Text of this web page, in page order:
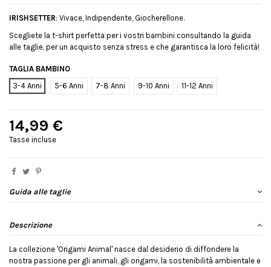
IRISHSETTER: Vivace, Indipendente, Giocherellone.
Scegliete la t-shirt perfetta per i vostri bambini consultando la guida
alle taglie, per un acquisto senza stress e che garantisca la loro felicità!
TAGLIA BAMBINO
3-4 Anni
5-6 Anni 7-8 Anni 9-10 Anni 11-12 Anni
14,99 €
Tasse incluse
Guida alle taglie
Descrizione
La collezione 'Origami Animal' nasce dal desiderio di diffondere la
nostra passione per gli animali, gli origami, la sostenibilità ambientale e